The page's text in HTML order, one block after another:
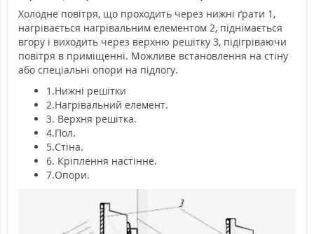
Холодне повітря, що проходить через нижні ґрати 1,
нагрівається нагрівальним елементом 2, піднімається
вгору і виходить через верхню решітку 3, підігріваючи
повітря в приміщенні. Можливе встановлення на стіну
або спеціальні опори на підлогу.
1.Нижні решітки
2.Нагрівальний елемент.
3. Верхня решітка.
4.Пол.
5.Стіна.
6. Кріплення настінне.
7.Опори.